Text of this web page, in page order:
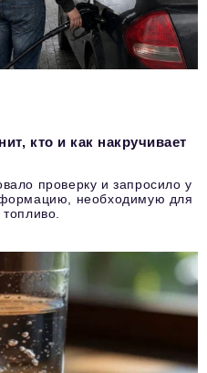
кто и как накручивает
проверку и запросило у
необходимую для